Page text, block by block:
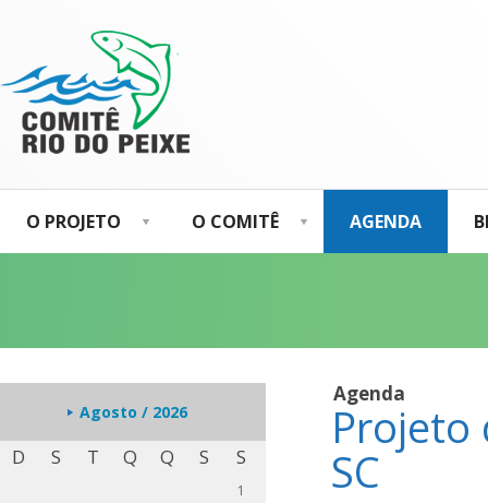
O PROJETO O COMITÊ AGENDA
Agosto / 2026
D S T Q Q S S
1
Agenda
Projeto
SC